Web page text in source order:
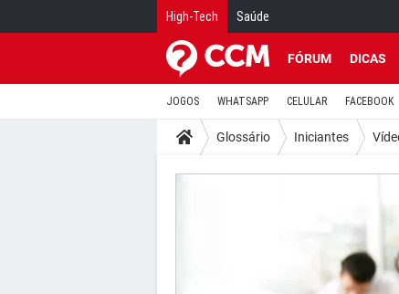
High-Tech Saúde
FÓRUM DICAS
JOGOS WHATSAPP CELULAR FACEBOOK
Glossário Iniciantes